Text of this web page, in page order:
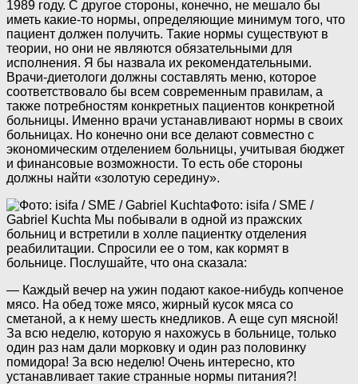
1989 году. С другое стороны, конечно, не мешало бы
иметь какие-то нормы, определяющие минимум того, что
пациент должен получить. Такие нормы существуют в
теории, но они не являются обязательными для
исполнения. Я бы назвала их рекомендательными.
Врачи-диетологи должны составлять меню, которое
соответствовало бы всем современным правилам, а
также потребностям конкретных пациентов конкретной
больницы. Именно врачи устанавливают нормы в своих
больницах. Но конечно они все делают совместно с
экономическим отделением больницы, учитывая бюджет
и финансовые возможности. То есть обе стороны
должны найти «золотую середину».
Фото: isifa / SME /
Gabriel Kuchta Мы побывали в одной из пражских
больниц и встретили в холле пациентку отделения
реабилитации. Спросили ее о том, как кормят в
больнице. Послушайте, что она сказала:
— Каждый вечер на ужин подают какое-нибудь копченое
мясо. На обед тоже мясо, жирный кусок мяса со
сметаной, а к нему шесть кнедликов. А еще суп мясной!
За всю неделю, которую я нахожусь в больнице, только
один раз нам дали морковку и один раз половинку
помидора! За всю неделю! Очень интересно, кто
устанавливает такие странные нормы питания?!